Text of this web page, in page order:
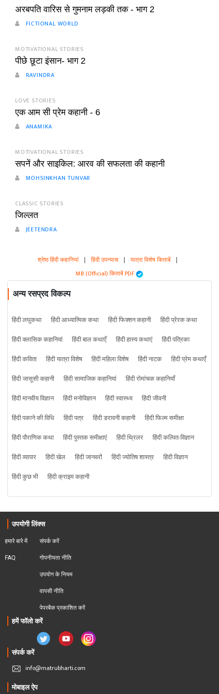
अरबपति वारिस से गुमनाम लड़की तक - भाग 2
FICTIONAL WORLD
MOTIVATIONAL STORIES
पीछे छूटा इंसान- भाग 2
RAVINDRA
LOVE STORIES
एक आम सी प्रेम कहानी - 6
ANAMIKA
MOTIVATIONAL STORIES
सपनें और साइकिल: आरव की सफलता की कहानी
MOHSINKHAN TUNVAR
CLASSIC STORIES
जिल्लत
JEETENDRA
श्रेष्ठ हिंदी कहानियां | हिंदी उपन्यास | यात्रा विशेष किताबें |
MB (Official) किताबें PDF
अन्य रसप्रद विकल्प
हिंदी लघुकथा हिंदी आध्यात्मिक कथा हिंदी फिक्शन कहानी
हिंदी प्रेरक कथा
हिंदी क्लासिक कहानियां
हिंदी बाल कथाएँ हिंदी हास्य कथाएं
हिंदी पत्रिका
हिंदी कविता
हिंदी यात्रा विशेष हिंदी महिला विशेष हिंदी नाटक
हिंदी प्रेम कथाएँ
हिंदी जासूसी कहानी
हिंदी सामाजिक कहानियां
हिंदी रोमांचक कहानियाँ
हिंदी मानवीय विज्ञान
हिंदी मनोविज्ञान हिंदी स्वास्थ्य
हिंदी जीवनी
हिंदी पकाने की विधि
हिंदी पत्र हिंदी डरावनी कहानी
हिंदी फिल्म समीक्षा
हिंदी पौराणिक कथा
हिंदी पुस्तक समीक्षाएं हिंदी थ्रिलर
हिंदी कल्पित-विज्ञान
हिंदी व्यापार
हिंदी खेल हिंदी जानवरों हिंदी ज्योतिष शास्त्र
हिंदी विज्ञान
हिंदी कुछ भी
हिंदी क्राइम कहानी
उपयोगी लिंक्स
हमारे बारे में
FAQ
संपर्क करें
गोपनीयता नीति
उपयोग के नियम
वापसी नीति
पेपरबैक प्रकाशित करें
हमें फॉलो करें
संपर्क करें
info@matrubharti.com
मोबाइल ऐप